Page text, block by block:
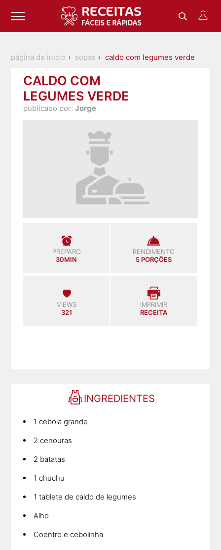
página de inicio sopas caldo com legumes verde
CALDO COM
LEGUMES VERDE
publicado por:Jorge
PREPARO
30MIN
RENDIMENTO
5 PORÇÕES
VIEWS
321
IMPRIMIR
RECEITA
INGREDIENTES
1 cebola grande
2 cenouras
2 batatas
1 chuchu
1 tablete de caldo de legumes
Alho
Coentro e cebolinha